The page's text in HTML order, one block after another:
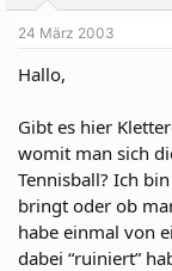
e
t
24 März 2003
Hallo,
Gibt es hier
womit man sich
Tennisball? Ich
bringt oder ob
habe einmal von
dabei “ruiniert”